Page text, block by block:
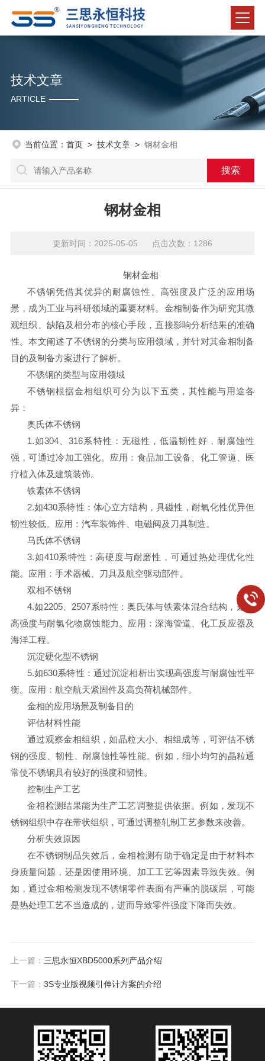
技术文章
ARTICLE
当前位置： 首页> 技术文章> 钢材金相
钢材金相
更新时间：2025-05-05 点击次数：1286
钢材金相
不锈钢凭借其优异的耐腐蚀性、高强度及广泛的应用场
景，成为工业与科研领域的重要材料。金相制备作为研究其微
观组织、缺陷及相分布的核心手段，直接影响分析结果的准确
性。本文阐述了不锈钢的分类与应用领域，并针对其金相制备
目的及制备方案进行了解析。
不锈钢的类型与应用领域
不锈钢根据金相组织可分为以下五类，其性能与用途各
异：
奥氏体不锈钢
1.如304、316系特性：无磁性，低温韧性好，耐腐蚀性
强，可通过冷加工强化。应用：食品加工设备、化工管道、医
疗植入体及建筑装饰。
铁素体不锈钢
2.如430系特性：体心立方结构，具磁性，耐氧化性优异但
韧性较低。应用：汽车装饰件、电磁阀及刀具制造。
马氏体不锈钢
3.如410系特性：高硬度与耐磨性，可通过热处理优化性
能。应用：手术器械、刀具及航空驱动部件。
双相不锈钢
4.如2205、2507系特性：奥氏体与铁素体混合结构，兼具
高强度与耐氯化物腐蚀能力。应用：深海管道、化工反应器及
海洋工程。
沉淀硬化型不锈钢
5.如630系特性：通过沉淀相析出实现高强度与耐腐蚀性平
衡。应用：航空航天紧固件及高负荷机械部件。
金相的应用场景及制备目的
评估材料性能
通过观察金相组织，如晶粒大小、相组成等，可评估不锈
钢的强度、韧性、耐腐蚀性等性能。例如，细小均匀的晶粒通
常使不锈钢具有较好的强度和韧性。
控制生产工艺
金相检测结果能为生产工艺调整提供依据。例如，发现不
锈钢组织中存在带状组织，可通过调整轧制工艺参数来改善。
分析失效原因
在不锈钢制品失效后，金相检测有助于确定是由于材料本
身质量问题，还是因使用环境、加工工艺等因素导致失效。例
如，通过金相检测发现不锈钢零件表面有严重的脱碳层，可能
是热处理工艺不当造成的，进而导致零件强度下降而失效。
上一篇： 三思永恒XBD5000系列产品介绍
下一篇： 3S专业版视频引伸计方案的介绍